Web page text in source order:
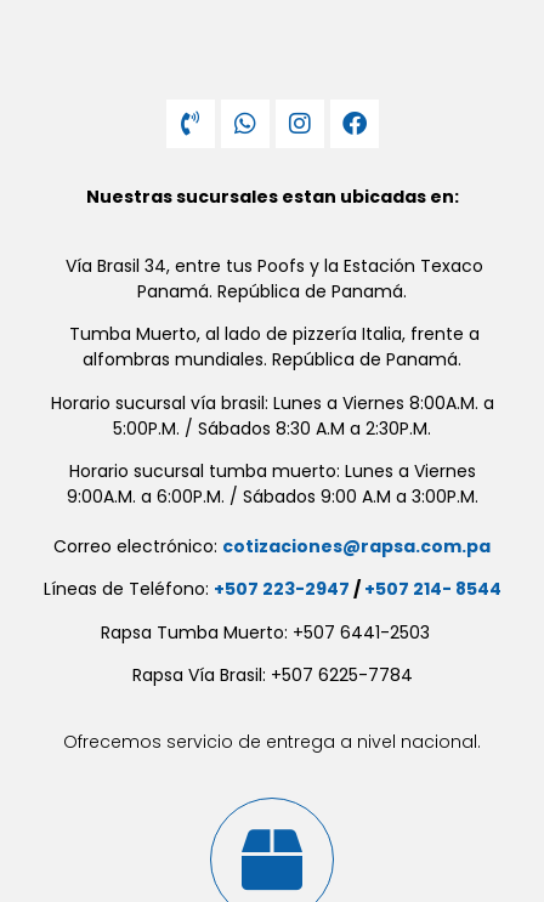
Nuestras sucursales estan ubicadas en:
Vía Brasil 34, entre tus Poofs y la Estación Texaco
Panamá. República de Panamá.
Tumba Muerto, al lado de pizzería Italia, frente a
alfombras mundiales. República de Panamá.
Horario sucursal vía brasil: Lunes a Viernes 8:00A.M. a
5:00P.M. / Sábados 8:30 A.M a 2:30P.M.
Horario sucursal tumba muerto: Lunes a Viernes
9:00A.M. a 6:00P.M. / Sábados 9:00 A.M a 3:00P.M.
Correo electrónico: cotizaciones@rapsa.com.pa
Líneas de Teléfono: +507 223-2947 / +507 214- 8544
Rapsa Tumba Muerto: +507 6441-2503
Rapsa Vía Brasil: +507 6225-7784
Ofrecemos servicio de entrega a nivel nacional.